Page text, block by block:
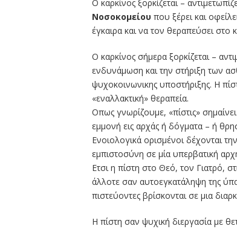
Ο καρκίνος ξορκίζεται –
Νοσοκομείου που ξέρει και
έγκαιρα και να τον θεραπεύσει στο
Ο καρκίνος σήμερα ξορκίζεται –
ενδυνάμωση και την στήριξη των
ψυχοκοινωνικης υποστήριξης. Η
«εναλλακτική» θεραπεία.
Οπως γνωρίζουμε, «πίστις»
εμμονή εις αρχάς ή δόγματα – ή
Ενοιολογικά ορισμένοι δέχονται
εμπιστοσύνη σε μία υπερβατική
Ετσι η πίστη στο Θεό, τον Γιατρό,
άλλοτε σαν αυτοεγκατάληψη της
πιστεύοντες βρίσκονται σε μια
Η πίστη σαν ψυχική διεργασία με